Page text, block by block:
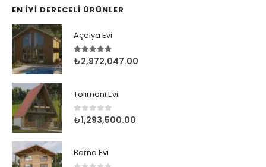
EN İYI DERECELI ÜRÜNLER
Açelya Evi
5.005 üzerinden
₺2,972,047.00
Tolimoni Evi
0 5 üzerinden
₺1,293,500.00
Barna Evi